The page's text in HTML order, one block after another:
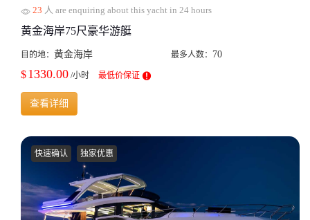
23 人 are enquiring about this yacht in 24 hours
黄金海岸75尺豪华游艇
目的地： 黄金海岸 最多人数： 70
$1330.00 /小时 最低价保证
查看详细
快速确认 独家优惠